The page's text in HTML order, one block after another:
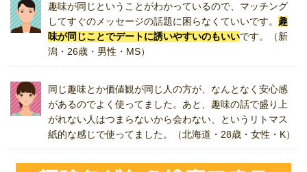
趣味が同じということがわかっているので、マッチング
してすぐのメッセージの話題に困らなくていいです。 趣
味が同じことでデートに誘いやすいのもいいです。（新
潟・26歳・男性・MS）
同じ趣味とか価値観が同じ人の方が、なんとなく安心感
があるのでよく使ってました。あと、趣味の話で盛り上
がれない人はつまらないから会わない、というリトマス
紙的な感じで使ってました。（北海道・28歳・女性・K）